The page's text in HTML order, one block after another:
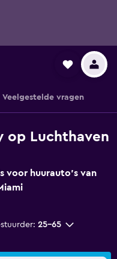
Veelgestelde vragen
op Luchthaven
voor huurauto's van
25-65